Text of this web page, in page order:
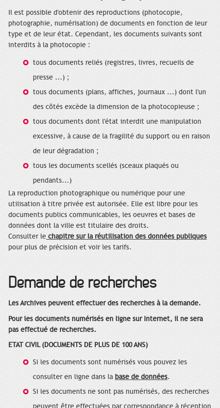
Il est possible d'obtenir des reproductions (photocopie,
photographie, numérisation) de documents en fonction de leur
type et de leur état. Cependant, les documents suivants sont
interdits à la photocopie :
tous documents reliés (registres, livres, recueils de
presse ...) ;
tous documents (plans, affiches, journaux ...) dont l'un
des côtés excède la dimension de la photocopieuse ;
tous documents dont l'état interdit une manipulation
excessive, à cause de la fragilité du support ou en raison
de leur dégradation ;
tous les documents scellés (sceaux plaqués ou
pendants...)
La reproduction photographique ou numérique pour une
utilisation à titre privée est autorisée. Elle est libre pour les
documents publics communicables, les oeuvres et bases de
données dont la ville est titulaire des droits.
Consulter le chapitre sur la réutilisation des données publiques
pour plus de précision et voir les tarifs.
Demande de recherches
Les Archives peuvent effectuer des recherches à la demande.
Pour les documents numérisés en ligne sur Internet, il ne sera
pas effectué de recherches.
ETAT CIVIL (DOCUMENTS DE PLUS DE 100 ANS)
Si les documents sont numérisés vous pouvez les
consulter en ligne dans la base de données.
Si les documents ne sont pas numérisés, des recherches